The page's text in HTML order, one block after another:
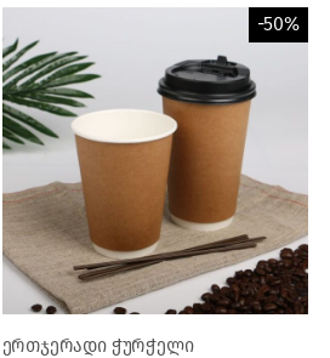
-50%
ერთჯერადი ჭურჭელი